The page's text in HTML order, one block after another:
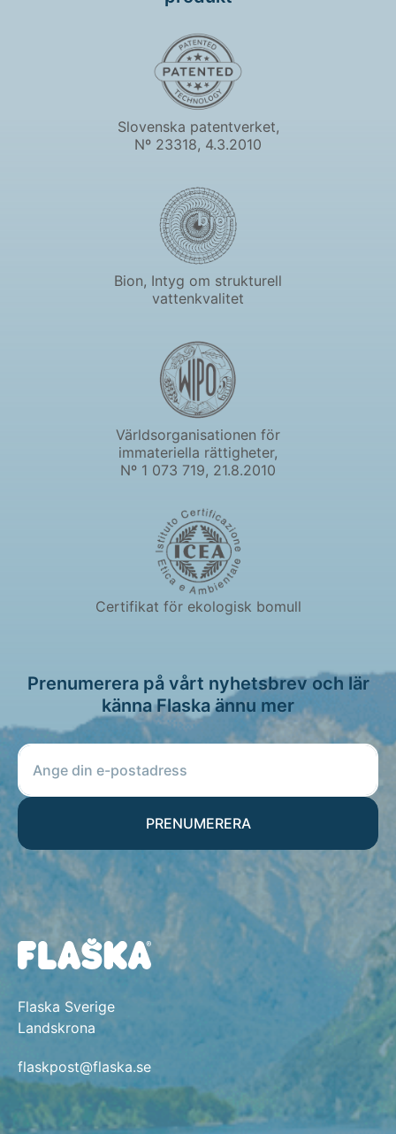
Slovenska patentverket,
Nº 23318, 4.3.2010
Bion, Intyg om strukturell
vattenkvalitet
Världsorganisationen för
immateriella rättigheter,
Nº 1 073 719, 21.8.2010
Certifikat för ekologisk bomull
Prenumerera på vårt nyhetsbrev och lär
känna Flaska ännu mer
PRENUMERERA
Flaska Sverige
Landskrona
flaskpost@flaska.se